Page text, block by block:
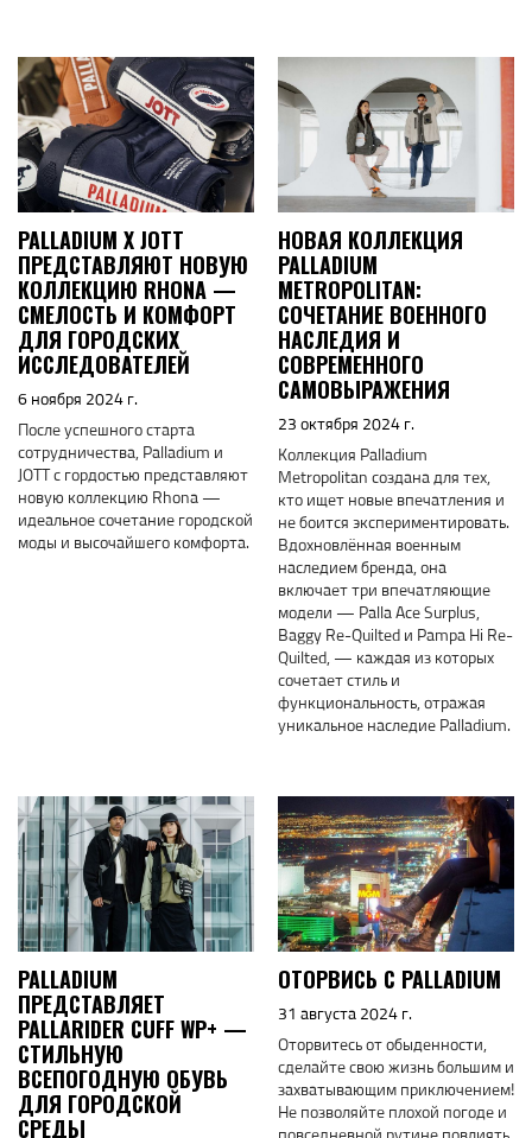
PALLADIUM X JOTT
ПРЕДСТАВЛЯЮТ НОВУЮ
КОЛЛЕКЦИЮ RHONA —
СМЕЛОСТЬ И КОМФОРТ
ДЛЯ ГОРОДСКИХ
ИССЛЕДОВАТЕЛЕЙ
6 ноября 2024 г.
После успешного старта
сотрудничества, Palladium и
JOTT с гордостью представляют
новую коллекцию Rhona —
идеальное сочетание городской
моды и высочайшего комфорта.
НОВАЯ КОЛЛЕКЦИЯ
PALLADIUM
METROPOLITAN:
СОЧЕТАНИЕ ВОЕННОГО
НАСЛЕДИЯ И
СОВРЕМЕННОГО
САМОВЫРАЖЕНИЯ
23 октября 2024 г.
Коллекция Palladium
Metropolitan создана для тех,
кто ищет новые впечатления и
не боится экспериментировать.
Вдохновлённая военным
наследием бренда, она
включает три впечатляющие
модели — Palla Ace Surplus,
Baggy Re-Quilted и Pampa Hi Re-
Quilted, — каждая из которых
сочетает стиль и
функциональность, отражая
уникальное наследие Palladium.
PALLADIUM
ПРЕДСТАВЛЯЕТ
PALLARIDER CUFF WP+ —
СТИЛЬНУЮ
ВСЕПОГОДНУЮ ОБУВЬ
ДЛЯ ГОРОДСКОЙ
СРЕДЫ
ОТОРВИСЬ С PALLADIUM
31 августа 2024 г.
Оторвитесь от обыденности,
сделайте свою жизнь большим и
захватывающим приключением!
Не позволяйте плохой погоде и